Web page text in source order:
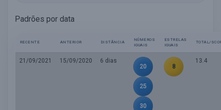
Padrões por data
RECENTE ANTERIOR DISTÂNCIA
NÚMEROS
IGUAIS
ESTRELAS
IGUAIS
TOTAL/
21/09/2021 15/09/2020
6 dias
20
25
30
8
13.4